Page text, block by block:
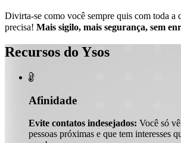
Divirta-se como você sempre quis com toda a
precisa! Mais sigilo, mais segurança, sem
Recursos do Ysos

Afinidade
Evite contatos indesejados: Você só
pessoas próximas e que tem interesses